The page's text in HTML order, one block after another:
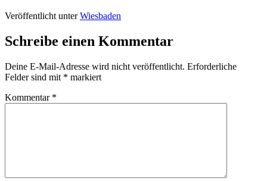
Veröffentlicht unter Wiesbaden
Schreibe einen Kommentar
Deine E-Mail-Adresse wird nicht veröffentlicht. Erforderliche
Felder sind mit * markiert
Kommentar *